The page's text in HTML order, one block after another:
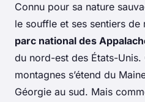
Connu pour sa nature
le souffle et ses sentiers de
parc national des
du nord-est des États-Unis.
montagnes s’étend du
Géorgie au sud. Mais